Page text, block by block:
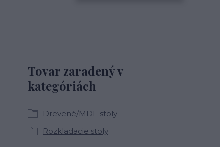
Tovar zaradený v
kategóriách
Drevené/MDF stoly
Rozkladacie stoly